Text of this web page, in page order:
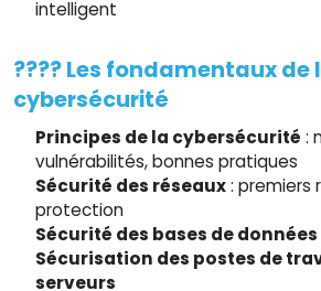
intelligent
???? Les fondamentaux de
cybersécurité
Principes de la cybersécurité :
vulnérabilités, bonnes pratiques
Sécurité des réseaux: premiers
protection
Sécurité des bases de données
Sécurisation des postes de
serveurs